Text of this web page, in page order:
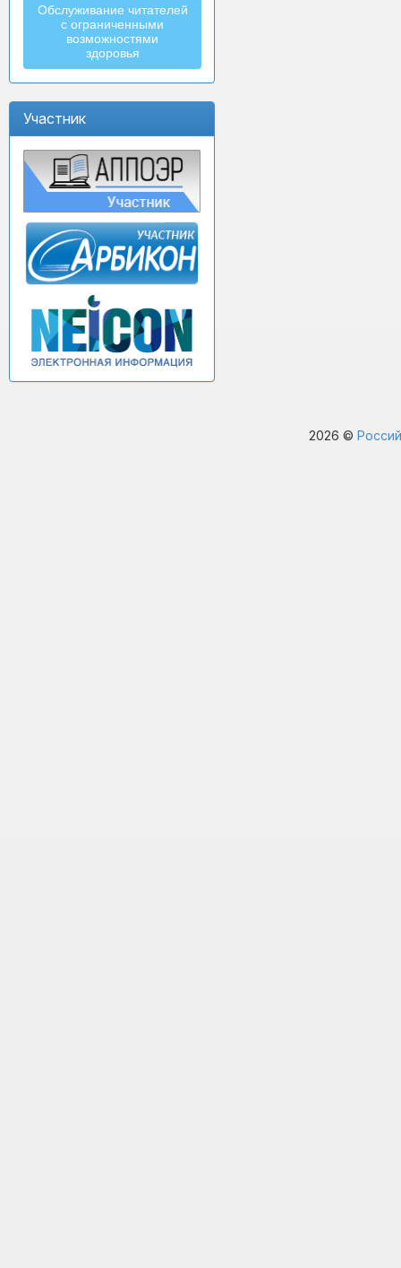
Обслуживание читателей
с ограниченными
возможностями
здоровья
Участник
2026 ©